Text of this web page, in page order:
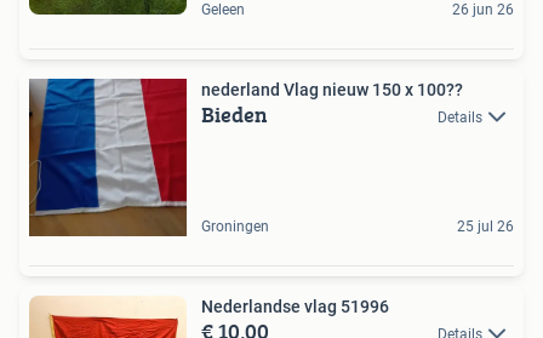
Geleen 26 jun 26
nederland Vlag nieuw 150 x 100??
Bieden Details
Groningen 25 jul 26
Nederlandse vlag 51996
€ 10,00 Details